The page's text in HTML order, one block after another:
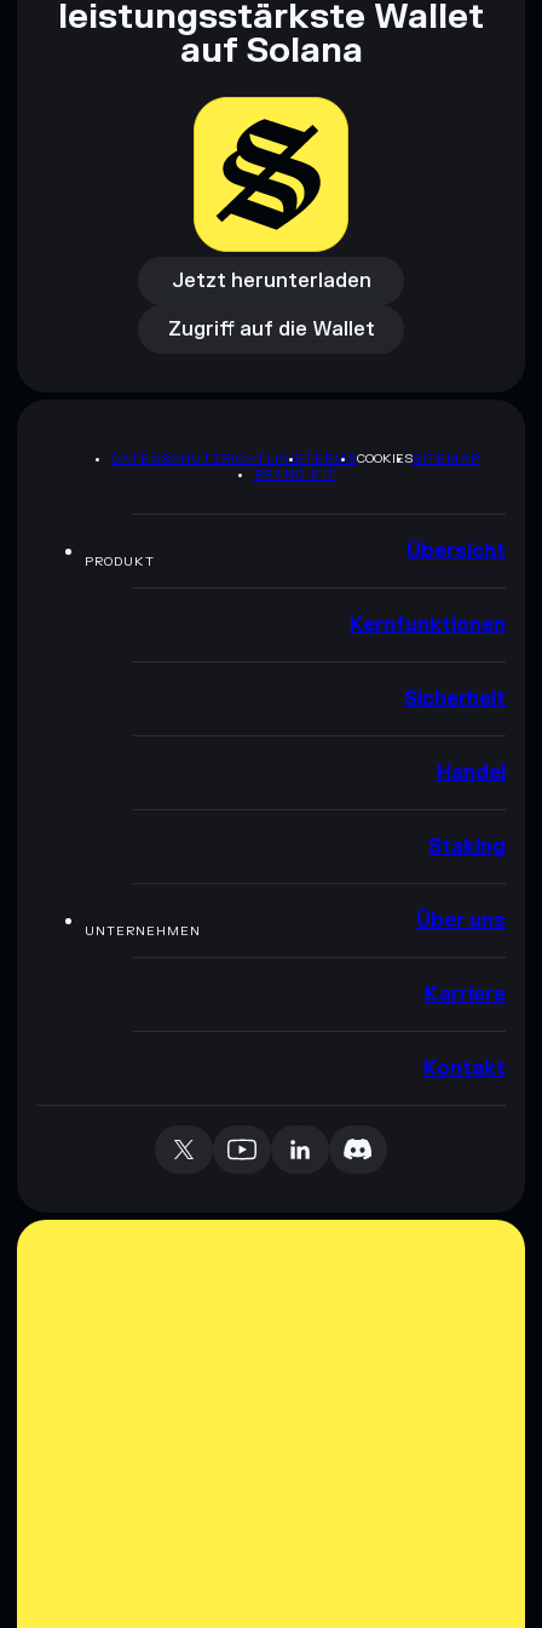
ausschließlich Bildungszwecken und stellen keine
Finanzberatung dar. Recherchiere stets eigenständig. Daten
bereitgestellt von rugcheck.xyz.
leistungsstärkste Wallet
auf Solana
Jetzt herunterladen
Jetzt herunterladen
Zugriff auf die Wallet
Zugriff auf die Wallet
DATENSCHUTZRICHTLINIETERMSCOOKIESSITEMAP
BRAND-KIT
PRODUKT Übersicht
Kernfunktionen
Sicherheit
Handel
Staking
UNTERNEHMEN Über uns
Karriere
Kontakt